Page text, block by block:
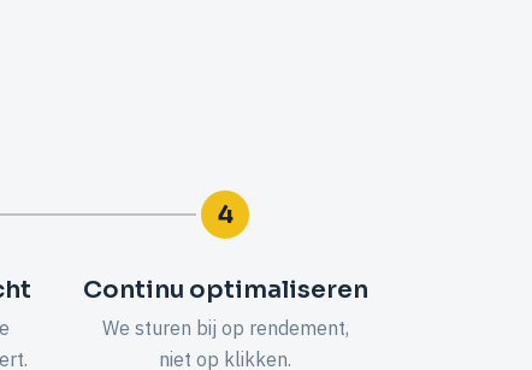
4
Continu optimaliseren
We sturen bij op rendement,
niet op klikken.